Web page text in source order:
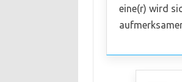
eine(r) wird